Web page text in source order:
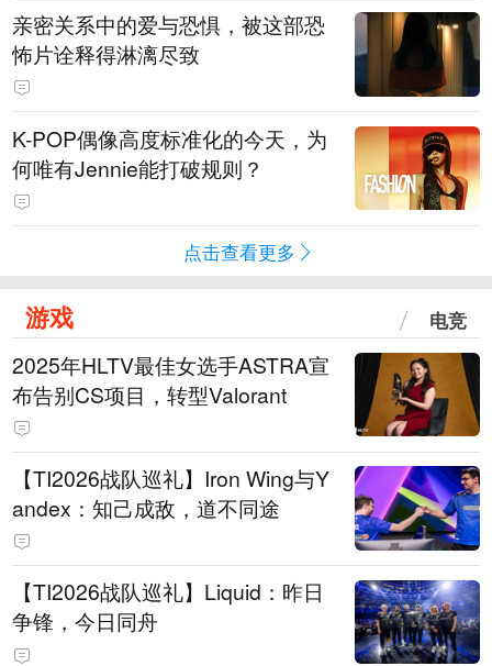
亲密关系中的爱与恐惧，被这部恐
怖片诠释得淋漓尽致
K-POP偶像高度标准化的今天，为
何唯有Jennie能打破规则？
点击查看更多
游戏 电竞
2025年HLTV最佳女选手ASTRA宣
布告别CS项目，转型Valorant
【TI2026战队巡礼】Iron Wing与Y
andex：知己成敌，道不同途
【TI2026战队巡礼】Liquid：昨日
争锋，今日同舟